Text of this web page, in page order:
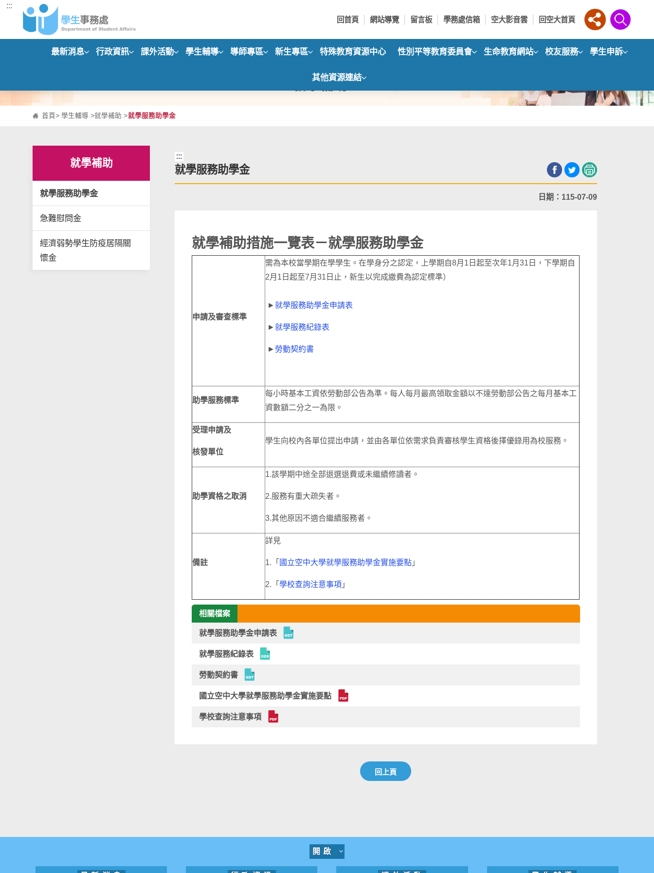
跳到主要內容區塊
:::
回首頁
網站導覽 留言板 學務處信箱 空大影音雲 回空大首頁
最新消息 行政資訊 課外活動 學生輔導 導師專區 新生專區 特殊教育資源中心 性別平等教育委員會 生命教育網站 校友服務 學生申訴
其他資源連結
就學補助
首頁>學生輔導 >就學補助 >就學服務助學金
就學補助
就學服務助學金
急難慰問金
經濟弱勢學生防疫居隔關
懷金
:::
就學服務助學金
日期：115-07-09
就學補助措施一覽表－就學服務助學金
申請及審查標準
需為本校當學期在學學生。在學身分之認定，上學期自8月1日起至次年1月31日，下學期自
2月1日起至7月31日止，新生以完成繳費為認定標準）
►就學服務助學金申請表
►就學服務紀錄表
► 勞動契約書
助學服務標準
每小時基本工資依勞動部公告為準。每人每月最高領取金額以不達勞動部公告之每月基本工
資數額二分之一為限。
受理申請及
核發單位
學生向校內各單位提出申請，並由各單位依需求負責審核學生資格後擇優錄用為校服務。
助學資格之取消
1.該學期中途全部退選退費或未繼續修讀者。
2.服務有重大疏失者。
3.其他原因不適合繼續服務者。
備註
詳見
1.「 國立空中大學就學服務助學金實施要點 」
2.「學校查詢注意事項 」
相關檔案
就學服務助學金申請表
就學服務紀錄表
勞動契約書
國立空中大學就學服務助學金實施要點
學校查詢注意事項
回上頁
開啟